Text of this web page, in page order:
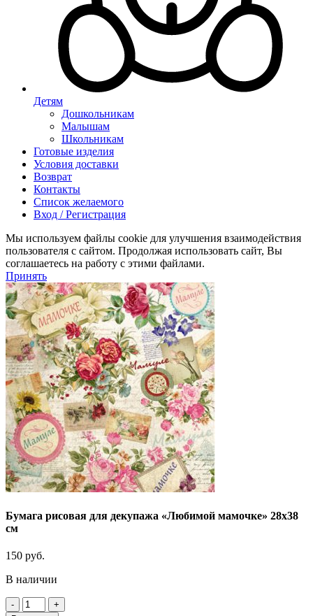
Детям
Дошкольникам
Малышам
Школьникам
Готовые изделия
Условия доставки
Возврат
Контакты
Список желаемого
Вход / Регистрация
Мы используем файлы cookie для улучшения взаимодействия
пользователя с сайтом. Продолжая использовать сайт, Вы
соглашаетесь на работу с этими файлами.
Принять
Бумага рисовая для декупажа «Любимой мамочке» 28х38
см
150 руб.
В наличии
Количество